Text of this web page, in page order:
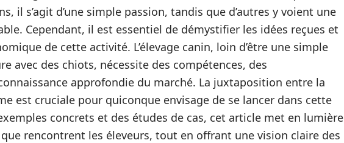
il s’agit d’une simple passion, tandis que d’autres y voient une
Cependant, il est essentiel de démystifier les idées reçues et
de cette activité. L’élevage canin, loin d’être une simple
avec des chiots, nécessite des compétences, des
approfondie du marché. La juxtaposition entre la
est cruciale pour quiconque envisage de se lancer dans cette
concrets et des études de cas, cet article met en lumière
rencontrent les éleveurs, tout en offrant une vision claire des